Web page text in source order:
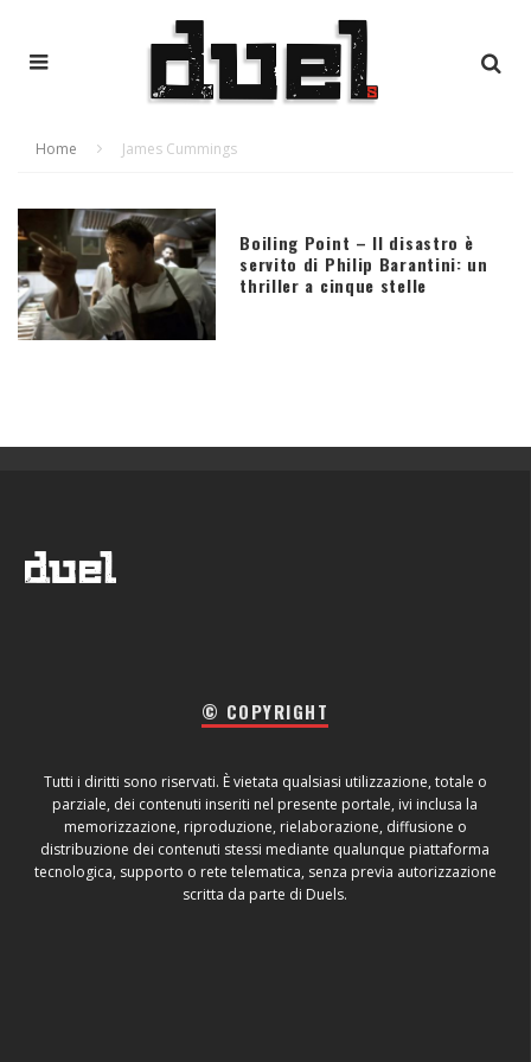
Home James Cummings
Boiling Point – Il disastro è
servito di Philip Barantini: un
thriller a cinque stelle
© COPYRIGHT
Tutti i diritti sono riservati. È vietata qualsiasi utilizzazione, totale o
parziale, dei contenuti inseriti nel presente portale, ivi inclusa la
memorizzazione, riproduzione, rielaborazione, diffusione o
distribuzione dei contenuti stessi mediante qualunque piattaforma
tecnologica, supporto o rete telematica, senza previa autorizzazione
scritta da parte di Duels.